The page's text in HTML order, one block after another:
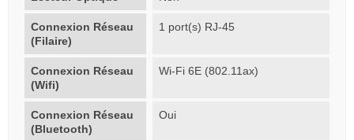
Connexion Réseau
(Filaire)
1 port(s) RJ-45
Connexion Réseau
(Wifi)
Wi-Fi 6E (802.11ax)
Connexion Réseau
(Bluetooth)
Oui